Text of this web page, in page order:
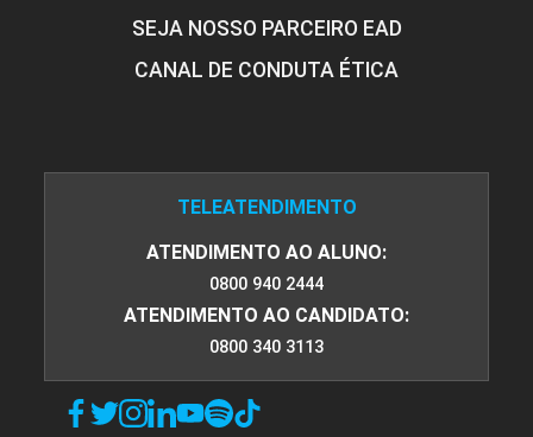
SEJA NOSSO PARCEIRO EAD
CANAL DE CONDUTA ÉTICA
TELEATENDIMENTO
ATENDIMENTO AO ALUNO:
0800 940 2444
ATENDIMENTO AO CANDIDATO:
0800 340 3113